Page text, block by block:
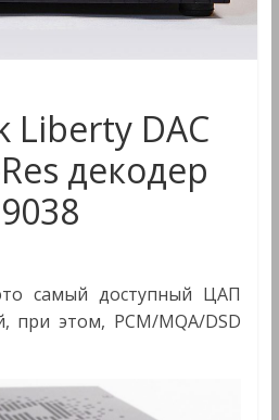
DAC
декодер
самый доступный ЦАП
при этом, PCM/MQA/DSD